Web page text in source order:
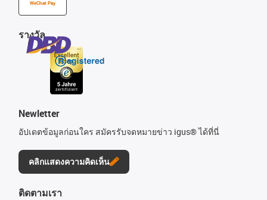
WeChat Pay
รางวัล
Newletter
อัปเดตข้อมูลก่อนใคร สมัครรับจดหมายข่าว igus® ได้ที่นี่
คลิกแสดงความคิดเห็น
ติดตามเรา